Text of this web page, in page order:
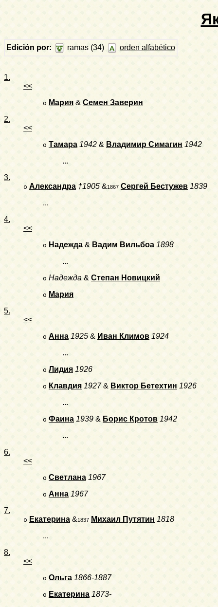
Edición por: ramas (34) orden alfabético
1.
<<
o Мария & Семен Заверин
2.
<<
o Тамара 1942 & Владимир Симагин 1942
...
3.
o Александра †1905 &1867 Сергей Бестужев 1839
...
4.
<<
o Надежда & Вадим Вильбоа 1898
...
o Надежда & Степан Новицкий
o Мария
5.
<<
o Анна 1925 & Иван Климов 1924
...
o Лидия 1926
o Клавдия 1927& Виктор Бетехтин 1926
...
o Фаина 1939 & Борис Кротов 1942
...
6.
<<
o Светлана 1967
o Анна 1967
7.
o Екатерина &1837 Михаил Путятин 1818
...
8.
<<
o Ольга 1866-1887
o Екатерина 1873-